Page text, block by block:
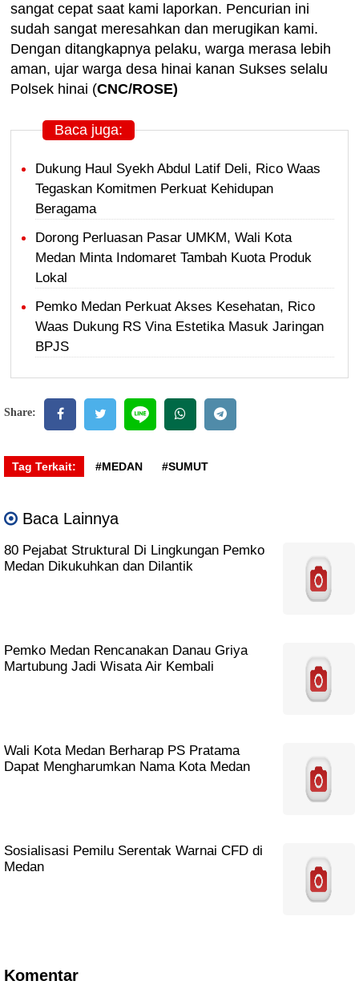
sangat cepat saat kami laporkan. Pencurian ini
sudah sangat meresahkan dan merugikan kami.
Dengan ditangkapnya pelaku, warga merasa lebih
aman, ujar warga desa hinai kanan Sukses selalu
Polsek hinai (CNC/ROSE)
Baca juga:
Dukung Haul Syekh Abdul Latif Deli, Rico Waas
Tegaskan Komitmen Perkuat Kehidupan
Beragama
Dorong Perluasan Pasar UMKM, Wali Kota
Medan Minta Indomaret Tambah Kuota Produk
Lokal
Pemko Medan Perkuat Akses Kesehatan, Rico
Waas Dukung RS Vina Estetika Masuk Jaringan
BPJS
Share:
Tag Terkait: #MEDAN #SUMUT
Baca Lainnya
80 Pejabat Struktural Di Lingkungan Pemko
Medan Dikukuhkan dan Dilantik
Pemko Medan Rencanakan Danau Griya
Martubung Jadi Wisata Air Kembali
Wali Kota Medan Berharap PS Pratama
Dapat Mengharumkan Nama Kota Medan
Sosialisasi Pemilu Serentak Warnai CFD di
Medan
Komentar